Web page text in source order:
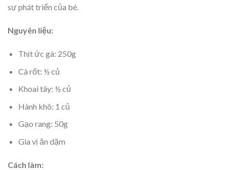
sự phát triển của bé.
Nguyên liệu:
Thịt ức gà: 250g
Cà rốt: ½ củ
Khoai tây: ½ củ
Hành khô: 1 củ
Gạo rang: 50g
Gia vị ăn dặm
Cách làm: